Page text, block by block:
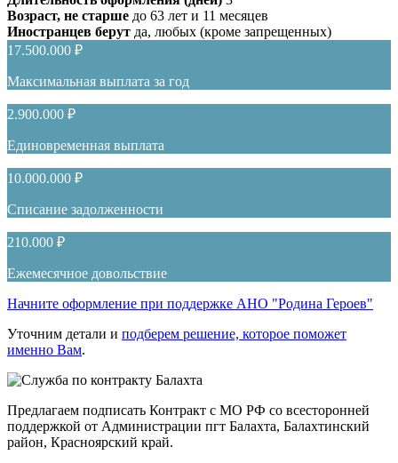
Возраст, не старше до 63 лет и 11 месяцев
Иностранцев берут да, любых (кроме запрещенных)
17.500.000 ₽
Максимальная выплата за год
2.900.000 ₽
Единовременная выплата
10.000.000 ₽
Списание задолженности
210.000 ₽
Ежемесячное довольствие
Начните оформление при поддержке АНО "Родина Героев"
Уточним детали и подберем решение, которое поможет
именно Вам.
Предлагаем подписать Контракт с МО РФ со всесторонней
поддержкой от Администрации пгт Балахта, Балахтинский
район, Красноярский край.